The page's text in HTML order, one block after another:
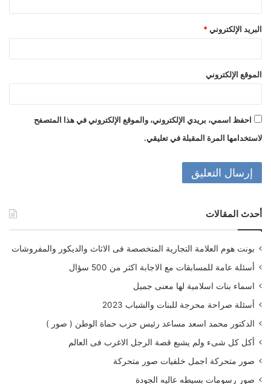
البريد الإلكتروني *
الموقع الإلكتروني
احفظ اسمي، بريدي الإلكتروني، والموقع الإلكتروني في هذا المتصفح
لاستخدامها المرة المقبلة في تعليقي.
أحدث المقالات
بونت هوم العلامة التجارية المتخصصة فى الاثاث والديكور والمفروشات
أسئلة عامة للمسابقات مع الاجابة اكثر من 500 سؤال
اسماء بنات اسلامية لها معنى جميل
أسئلة صراحة محرجة للبنات والشباب 2023
الدكتور محمد اسعد مساعد رئيس حزب حماة الوطن ( صور )
أكل كل شىء ولم يشبع قصة الرجل الاغرب فى العالم
صور متحركة اجمل خلفيات صور متحركة
صور رسومات بسيطه عاليه الجودة